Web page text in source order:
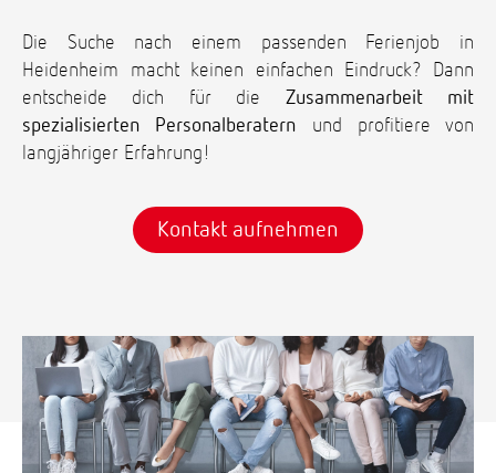
Die Suche nach einem passenden Ferienjob in
Heidenheim macht keinen einfachen Eindruck? Dann
entscheide dich für die Zusammenarbeit mit
spezialisierten Personalberatern und profitiere von
langjähriger Erfahrung!
Kontakt aufnehmen